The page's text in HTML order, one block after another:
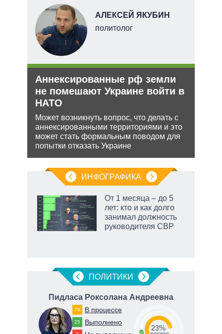
АЛЕКСЕЙ ЯКУБИН
политолог
Аннексированные рф земли
не помешают Украине войти в
НАТО
Может возникнуть вопрос, что делать с
аннексированными территориями и это
может стать формальным поводом для
попытки отказать Украине
ИНФОГРАФИКА
От 1 месяца – до 5
лет: кто и как долго
занимал должность
руководителя СВР
ПОЛИТИКИ
Пидласа Роксолана Андреевна
76 В процессе
25 Выполнено
23
71
23%
выполнено